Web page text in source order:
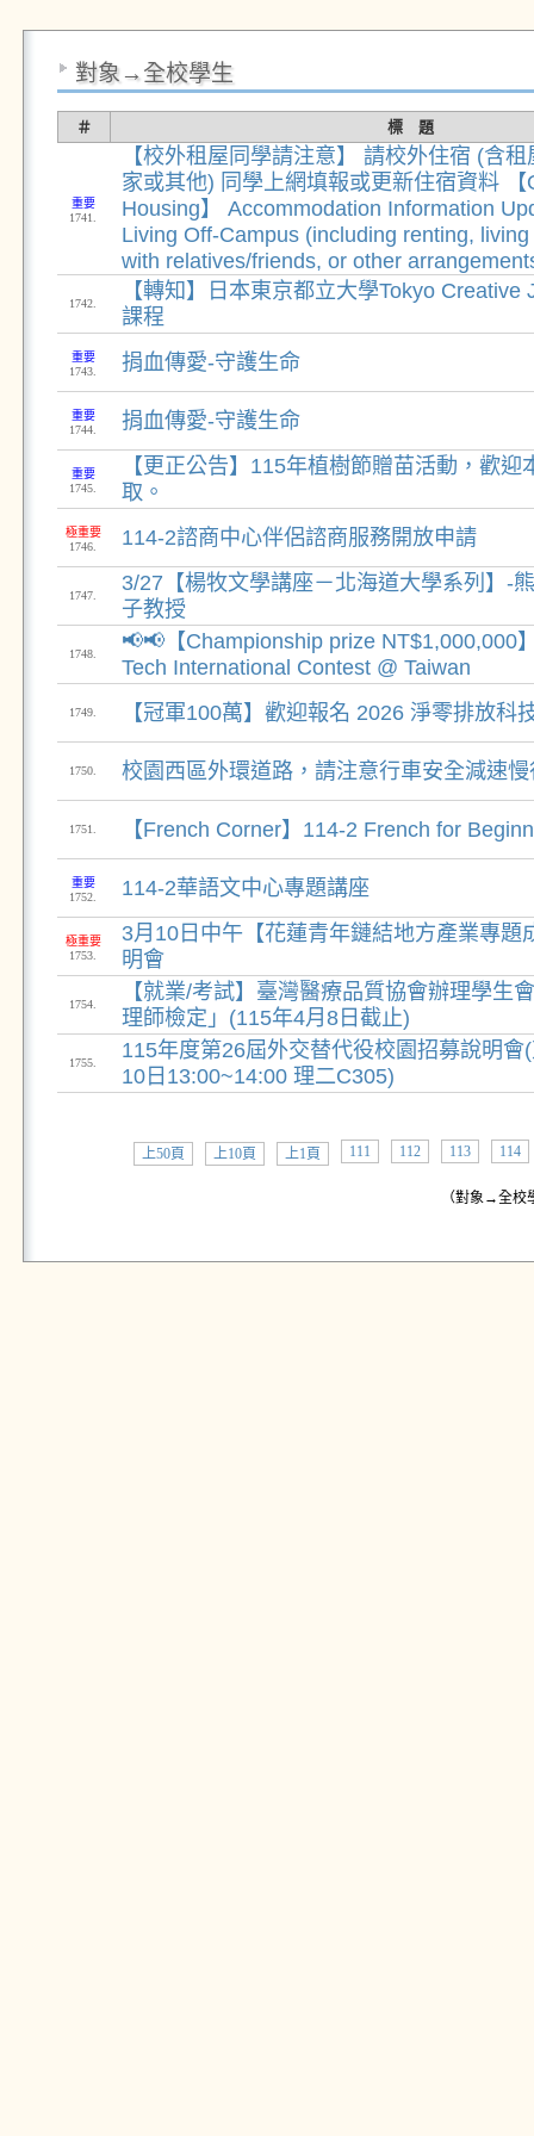
對象→全校學生
＃ 標 題
重要
1741.
【校外租屋同學請注意】 請校外住宿 (含
家或其他) 同學上網填報或更新住宿資料 【
Housing】 Accommodation Information
Living Off-Campus (including renting,
with relatives/friends, or other
1742.
【轉知】日本東京都立大學Tokyo Creative
課程
重要
1743.
捐血傳愛-守護生命
重要
1744.
捐血傳愛-守護生命
重要
1745.
【更正公告】115年植樹節贈苗活動，歡迎
取。
極重要
1746.
114-2諮商中心伴侶諮商服務開放申請
1747.
3/27【楊牧文學講座－北海道大學系列】-
子教授
1748.
📢📢【Championship prize NT$1,000,000
Tech International Contest @ Taiwan
1749. 【冠軍100萬】歡迎報名 2026 淨零排放科
1750. 校園西區外環道路，請注意行車安全減速慢
1751. 【French Corner】114-2 French for
重要
1752.
114-2華語文中心專題講座
極重要
1753.
3月10日中午【花蓮青年鏈結地方產業專題
明會
1754.
【就業/考試】臺灣醫療品質協會辦理學生
理師檢定」(115年4月8日截止)
1755.
115年度第26屆外交替代役校園招募說明會
10日13:00~14:00 理二C305)
上50頁 上10頁 上1頁 111 112 113 114
（對象→全校